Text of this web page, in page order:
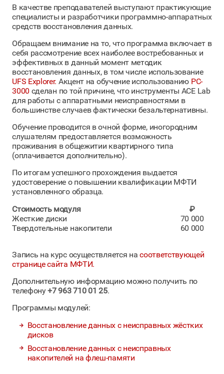
В качестве преподавателей выступают практикующие
специалисты и разработчики программно-аппаратных
средств восстановления данных.
Обращаем внимание на то, что программа включает в
себя рассмотрение всех наиболее востребованных и
эффективных в данный момент методик
восстановления данных, в том числе использование
UFS Explorer. Акцент на обучение использованию PC-
3000 сделан по той причине, что инструменты ACE Lab
для работы с аппаратными неисправностями в
большинстве случаев фактически безальтернативны.
Обучение проводится в очной форме, иногородним
слушателям предоставляется возможность
проживания в общежитии квартирного типа
(оплачивается дополнительно).
По итогам успешного прохождения выдается
удостоверение о повышении квалификации МФТИ
установленного образца.
Стоимость модуля
₽
Жесткие диски
70 000
Твердотельные накопители
60 000
Запись на курс осуществляется насоответствующей
странице сайта МФТИ.
Дополнительную информацию можно получить по
телефону+7 963 710 01 25.
Программы модулей:
Восстановление данных с неисправных жёстких
дисков
Восстановление данных с неисправных
накопителей на флеш-памяти